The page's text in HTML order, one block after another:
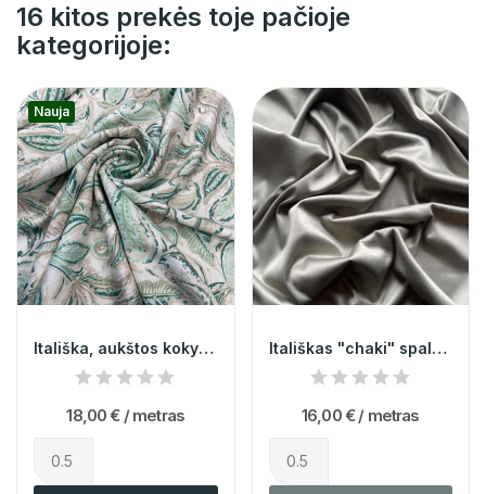
16 kitos prekės toje pačioje
kategorijoje:
Nauja
Itališka, aukštos kokybės raštuota viskozė 014672
18,00 € / metras
Itališkas "chaki" spalvos atlasas su medvilne
16,00 € / metras